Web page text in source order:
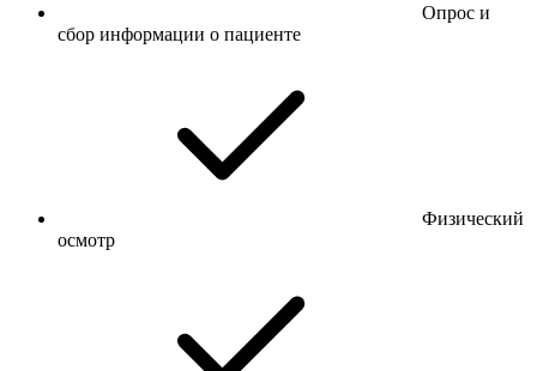
Опрос и
сбор информации о пациенте
Физический
осмотр